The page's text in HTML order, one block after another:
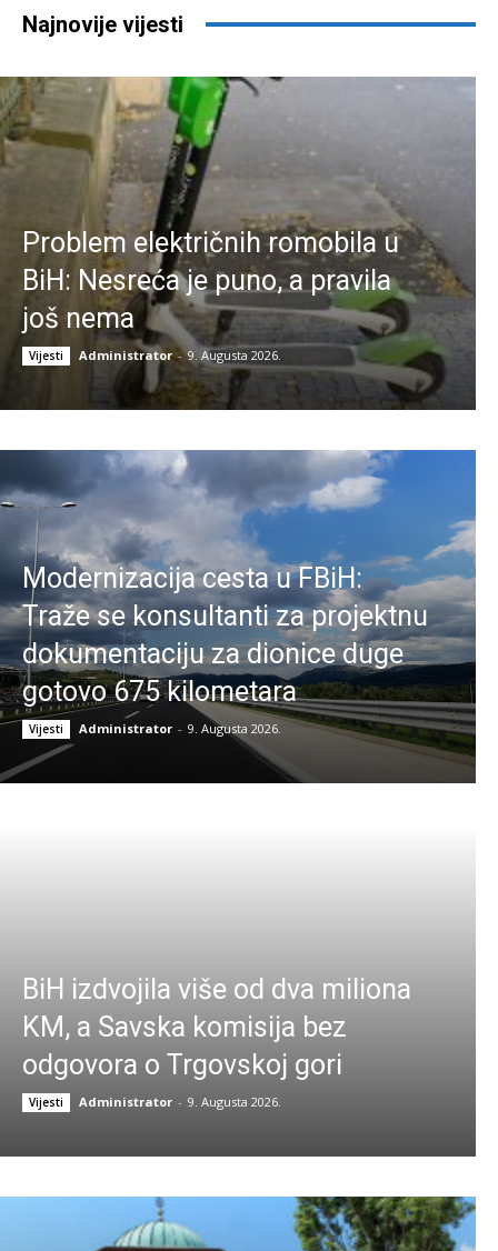
Najnovije vijesti
Problem električnih romobila u
BiH: Nesreća je puno, a pravila
još nema
Vijesti Administrator - 9. Augusta 2026.
Modernizacija cesta u FBiH:
Traže se konsultanti za projektnu
dokumentaciju za dionice duge
gotovo 675 kilometara
Vijesti Administrator - 9. Augusta 2026.
BiH izdvojila više od dva miliona
KM, a Savska komisija bez
odgovora o Trgovskoj gori
Vijesti Administrator - 9. Augusta 2026.